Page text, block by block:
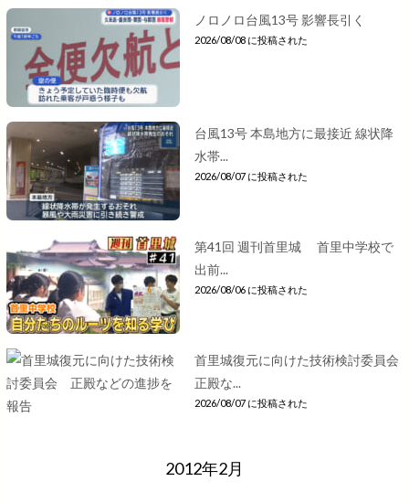
ノロノロ台風13号 影響長引く
2026/08/08 に投稿された
台風13号 本島地方に最接近 線状降
水帯...
2026/08/07 に投稿された
第41回 週刊首里城 首里中学校で
出前...
2026/08/06 に投稿された
首里城復元に向けた技術検討委員会
正殿な...
2026/08/07 に投稿された
2012年2月